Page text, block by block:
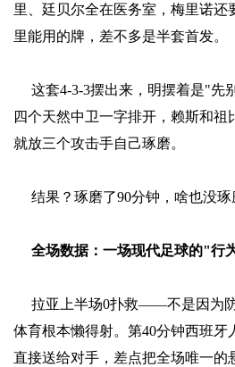
里、廷贝尔全在医务室，梅里诺还
里能用的牌，差不多是半套首发。
这套4-3-3摆出来，明摆着是"先
四个天然中卫一字排开，赖斯和
就放三个攻击手自己琢磨。
结果？琢磨了90分钟，啥也没琢
全场数据：一场现代足球的"行
拉亚上半场0扑救——不是因为
体育根本懒得射。第40分钟西班牙
直接送给对手，差点把全场唯一的